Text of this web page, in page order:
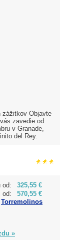
zážitkov Objavte
zavedie od
v Granade,
del Rey.
od:
325,55 €
od:
570,55 €
Torremolinos
»